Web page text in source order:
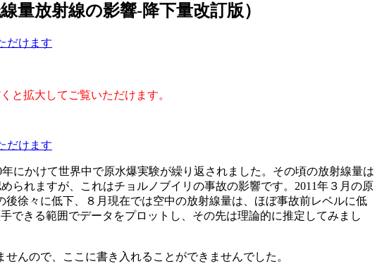
量放射線の影響-降下量改訂版）
と拡大してご覧いただけます。
にかけて世界中で原水爆実験が繰り返されました。その頃の放射線量は
られますが、これはチョルノブイリの事故の影響です。2011年３月の原
徐々に低下、８月現在では空中の放射線量は、ほぼ事故前レベルに低
できる範囲でデータをプロットし、その先は理論的に推定してみまし
んので、ここに書き入れることができませんでした。